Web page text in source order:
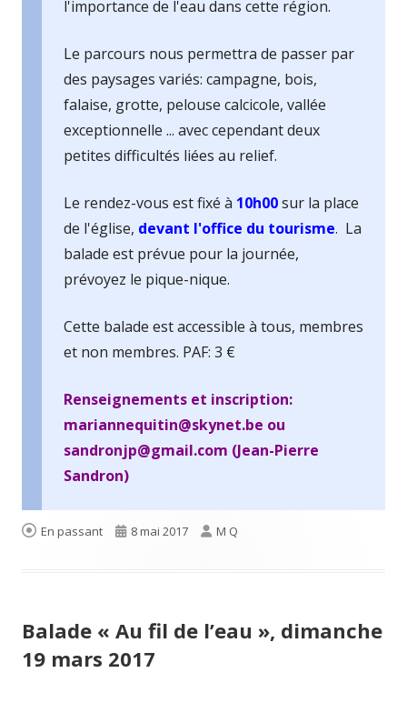
l'importance de l'eau dans cette région.
Le parcours nous permettra de passer par
des paysages variés: campagne, bois,
falaise, grotte, pelouse calcicole, vallée
exceptionnelle ... avec cependant deux
petites difficultés liées au relief.
Le rendez-vous est fixé à 10h00sur la place
de l'église, devant l'office du tourisme. La
balade est prévue pour la journée,
prévoyez le pique-nique.
Cette balade est accessible à tous, membres
et non membres. PAF: 3 €
Renseignements et inscription:
mariannequitin@skynet.be ou
sandronjp@gmail.com (Jean-Pierre
Sandron)
Format
En passant
Publié
8 mai 2017 Auteur
M Q
Balade « Au fil de l’eau », dimanche
19 mars 2017